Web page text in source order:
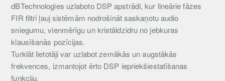
dBTechnologies uzlaboto DSP apstrādi, kur lineārie fāzes
FIR filtri ļauj sistēmām nodrošināt saskaņotu audio
sniegumu, vienmērīgu un kristāldzidru no jebkuras
klausīšanās pozīcijas.
Turklāt lietotāji var uzlabot zemākās un augstākās
frekvences, izmantojot ērto DSP iepriekšiestatīšanas
funkciju.